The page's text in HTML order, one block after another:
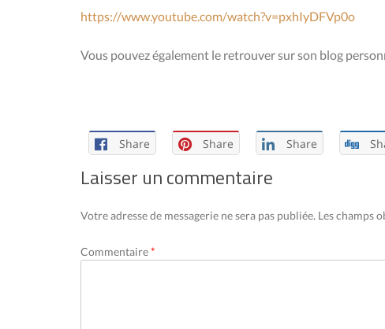
https://www.youtube.com/watch?v=pxhIyDFVp0o
Vous pouvez également le retrouver sur son blog
Share Share Share
Laisser un commentaire
Votre adresse de messagerie ne sera pas publiée. Les champs
Commentaire*